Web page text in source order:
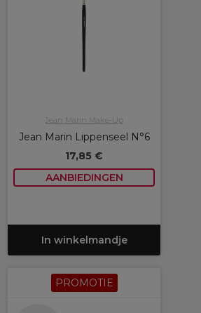
Jean Marin Make-Up
Jean Marin Lippenseel N°6
17,85 €
AANBIEDINGEN
In winkelmandje
PROMOTIE